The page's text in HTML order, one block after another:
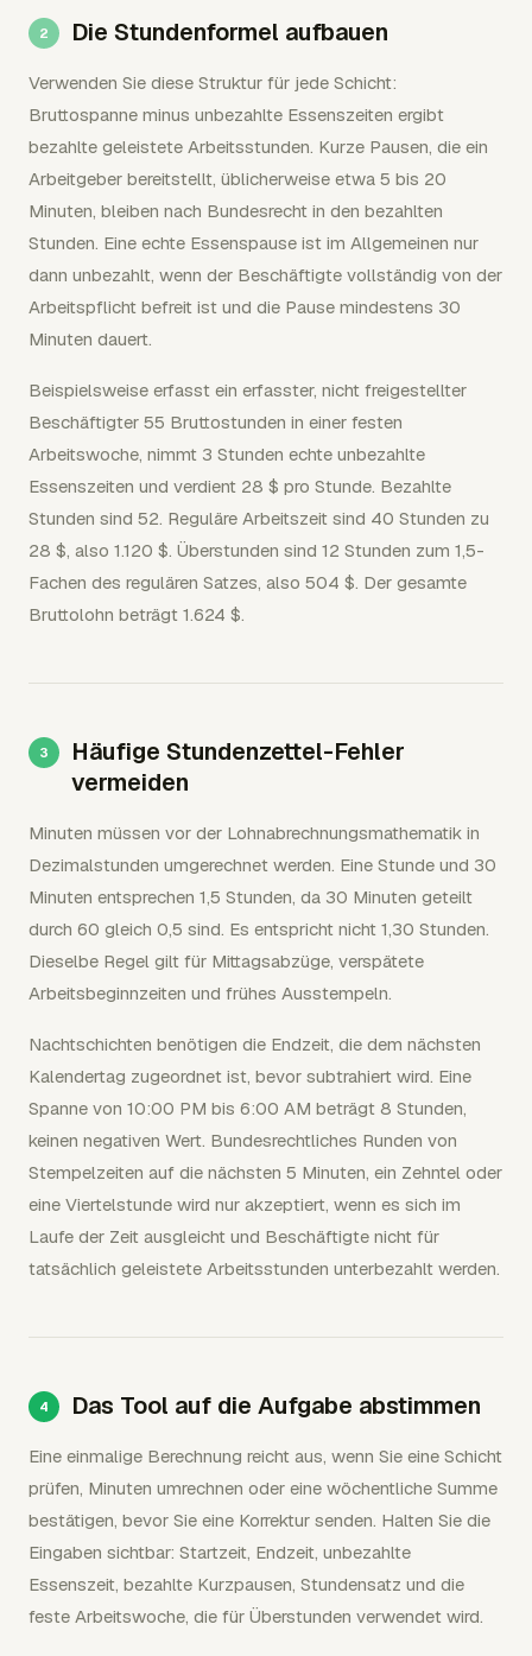
Die Stundenformel aufbauen
Verwenden Sie diese Struktur für jede Schicht:
Bruttospanne minus unbezahlte Essenszeiten ergibt
bezahlte geleistete Arbeitsstunden. Kurze Pausen, die ein
Arbeitgeber bereitstellt, üblicherweise etwa 5 bis 20
Minuten, bleiben nach Bundesrecht in den bezahlten
Stunden. Eine echte Essenspause ist im Allgemeinen nur
dann unbezahlt, wenn der Beschäftigte vollständig von der
Arbeitspflicht befreit ist und die Pause mindestens 30
Minuten dauert.
Beispielsweise erfasst ein erfasster, nicht freigestellter
Beschäftigter 55 Bruttostunden in einer festen
Arbeitswoche, nimmt 3 Stunden echte unbezahlte
Essenszeiten und verdient 28 $ pro Stunde. Bezahlte
Stunden sind 52. Reguläre Arbeitszeit sind 40 Stunden zu
28 $, also 1.120 $. Überstunden sind 12 Stunden zum 1,5-
Fachen des regulären Satzes, also 504 $. Der gesamte
Bruttolohn beträgt 1.624 $.
Häufige Stundenzettel-Fehler
vermeiden
Minuten müssen vor der Lohnabrechnungsmathematik in
Dezimalstunden umgerechnet werden. Eine Stunde und 30
Minuten entsprechen 1,5 Stunden, da 30 Minuten geteilt
durch 60 gleich 0,5 sind. Es entspricht nicht 1,30 Stunden.
Dieselbe Regel gilt für Mittagsabzüge, verspätete
Arbeitsbeginnzeiten und frühes Ausstempeln.
Nachtschichten benötigen die Endzeit, die dem nächsten
Kalendertag zugeordnet ist, bevor subtrahiert wird. Eine
Spanne von 10:00 PM bis 6:00 AM beträgt 8 Stunden,
keinen negativen Wert. Bundesrechtliches Runden von
Stempelzeiten auf die nächsten 5 Minuten, ein Zehntel oder
eine Viertelstunde wird nur akzeptiert, wenn es sich im
Laufe der Zeit ausgleicht und Beschäftigte nicht für
tatsächlich geleistete Arbeitsstunden unterbezahlt werden.
Das Tool auf die Aufgabe abstimmen
Eine einmalige Berechnung reicht aus, wenn Sie eine Schicht
prüfen, Minuten umrechnen oder eine wöchentliche Summe
bestätigen, bevor Sie eine Korrektur senden. Halten Sie die
Eingaben sichtbar: Startzeit, Endzeit, unbezahlte
Essenszeit, bezahlte Kurzpausen, Stundensatz und die
feste Arbeitswoche, die für Überstunden verwendet wird.